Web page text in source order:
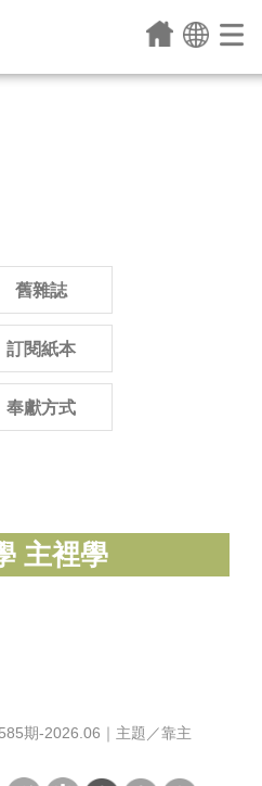
舊雜誌
訂閱紙本
奉獻方式
主裡學
期-2026.06｜主題／靠主